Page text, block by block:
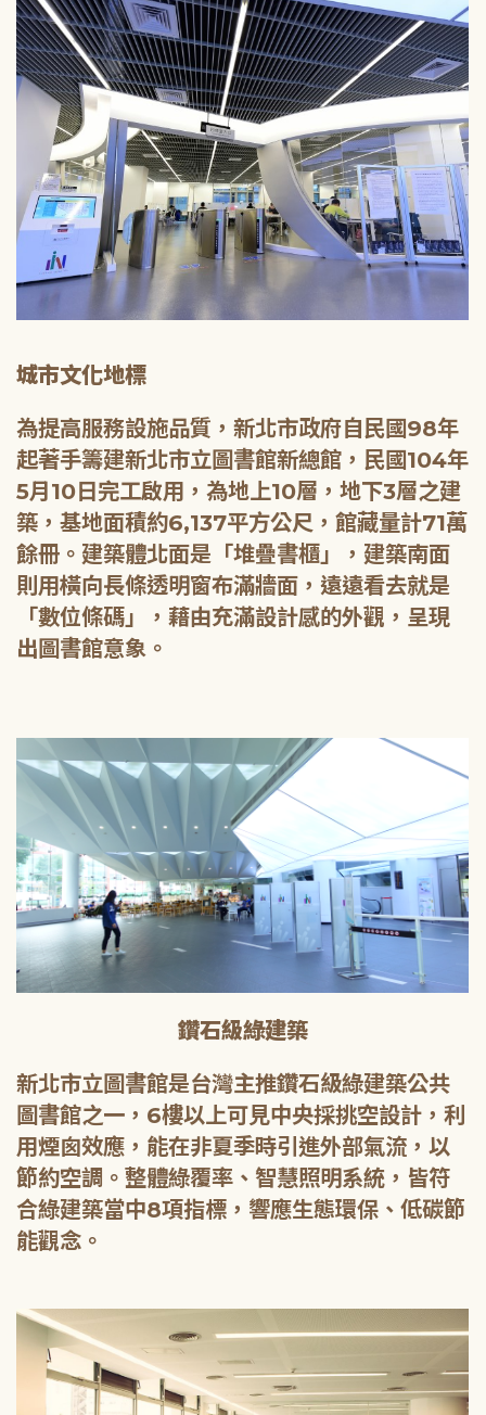
城市文化地標
為提高服務設施品質，新北市政府自民國98年
起著手籌建新北市立圖書館新總館，民國104年
5月10日完工啟用，為地上10層，地下3層之建
築，基地面積約6,137平方公尺，館藏量計71萬
餘冊。建築體北面是「堆疊書櫃」，建築南面
則用橫向長條透明窗布滿牆面，遠遠看去就是
「數位條碼」，藉由充滿設計感的外觀，呈現
出圖書館意象。
鑽石級綠建築
新北市立圖書館是台灣主推鑽石級綠建築公共
圖書館之一，6樓以上可見中央採挑空設計，利
用煙囪效應，能在非夏季時引進外部氣流，以
節約空調。整體綠覆率、智慧照明系統，皆符
合綠建築當中8項指標，響應生態環保、低碳節
能觀念。